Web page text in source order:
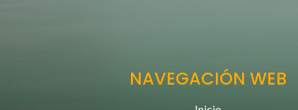
NAVEGACIÓN WEB